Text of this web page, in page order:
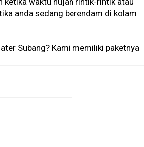
ketika waktu hujan rintik-rintik atau
anda sedang berendam di kolam
Subang? Kami memiliki paketnya